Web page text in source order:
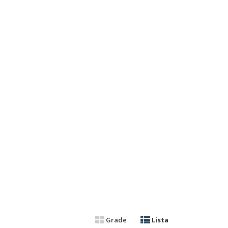
Grade Lista